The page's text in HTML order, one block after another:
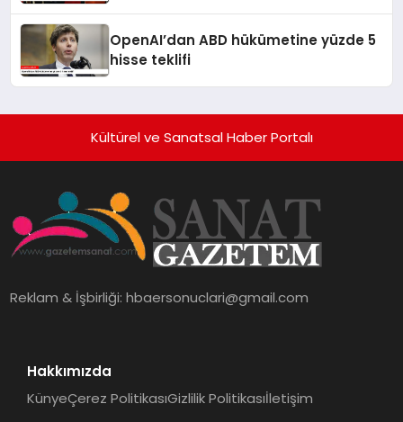
OpenAI’dan ABD hükümetine yüzde 5
hisse teklifi
Kültürel ve Sanatsal Haber Portalı
Reklam & İşbirliği:hbaersonuclari@gmail.com
Hakkımızda
KünyeÇerez PolitikasıGizlilik Politikasıİletişim